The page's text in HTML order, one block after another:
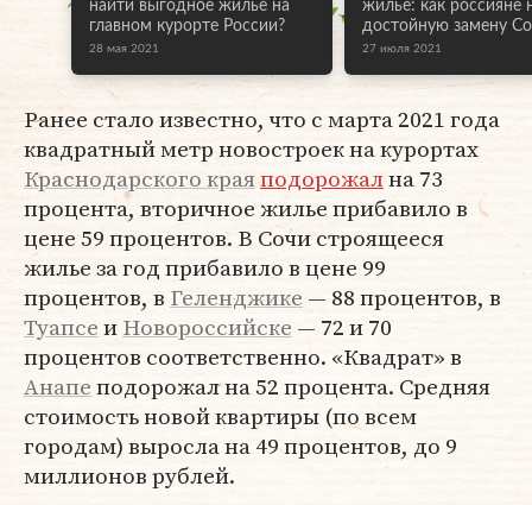
найти выгодное жилье на
главном курорте России?
28 мая 2021
жилье: как россияне
достойную замену
27 июля 2021
Ранее стало известно, что с марта 2021 года
квадратный метр новостроек на курортах
Краснодарского краяподорожална 73
процента, вторичное жилье прибавило в
цене 59 процентов. В Сочи строящееся
жилье за год прибавило в цене 99
процентов, вГеленджике — 88 процентов, в
ТуапсеиНовороссийске — 72 и 70
процентов соответственно. «Квадрат» в
Анапеподорожал на 52 процента. Средняя
стоимость новой квартиры (по всем
городам) выросла на 49 процентов, до 9
миллионов рублей.